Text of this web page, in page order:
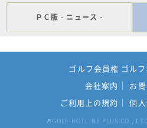
ＰＣ版 - ニュース -
ゴルフ会員権 ゴル
会社案内
お
ご利用上の規約
個
© GOLF-HOTLINE PLUS CO.,